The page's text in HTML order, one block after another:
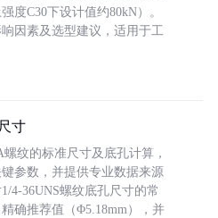
度C30下设计值约80kN）。
因素及选型建议，适用于工
寸
纹的标准尺寸及底孔计算，
参数，并提供专业数据来源
4-36UNS螺纹底孔尺寸的常
确推荐值（Φ5.18mm），并